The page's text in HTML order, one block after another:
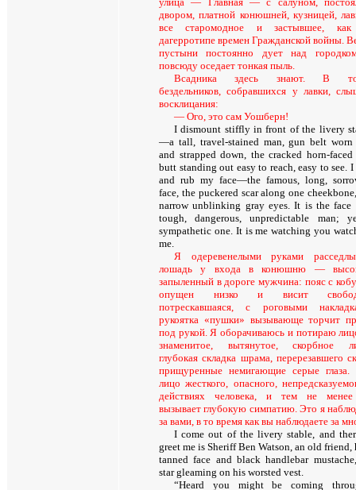
двором, платной конюшней, кузницей,
все старомодное и застывшее,
дагерротипе времен Гражданской войны.
пустыни постоянно дует над
повсюду оседает тонкая пыль.
Всадника здесь знают. В
бездельников, собравшихся у лавки,
восклицания:
— Ого, это сам Уошберн!
I dismount stiffly in front of the livery
—a tall, travel-stained man, gun belt
and strapped down, the cracked horn-faced
butt standing out easy to reach, easy to see.
and rub my face—the famous, long,
face, the puckered scar along one
narrow unblinking gray eyes. It is the face
tough, dangerous, unpredictable man;
sympathetic one. It is me watching you
me.
Я одеревенелыми руками
лошадь у входа в конюшню —
запыленный в дороге мужчина: пояс с
опущен низко и висит
потрескавшаяся, с роговыми
рукоятка «пушки» вызывающе торчит
под рукой. Я оборачиваюсь и потираю
знаменитое, вытянутое, скорбное
глубокая складка шрама, перерезавшего
прищуренные немигающие серые глаза.
лицо жесткого, опасного,
действиях человека, и тем не
вызывает глубокую симпатию. Это я
за вами, в то время как вы наблюдаете за
I come out of the livery stable, and
greet me is Sheriff Ben Watson, an old friend,
tanned face and black handlebar
star gleaming on his worsted vest.
“Heard you might be coming